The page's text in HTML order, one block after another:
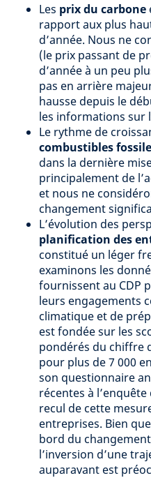
Les prix du carbone
rapport aux plus
d’année. Nous ne
(le prix passant de
d’année à un peu
pas en arrière
hausse depuis le
les informations sur
Le rythme de
combustibles
dans la dernière
principalement de
et nous ne
changement
L’évolution des
planification des
constitué un léger
examinons les
fournissent au CDP
leurs engagements
climatique et de
est fondée sur les
pondérés du chiffre
pour plus de 7 000
son questionnaire
récentes à
recul de cette
entreprises. Bien
bord du
l’inversion d’une
auparavant est